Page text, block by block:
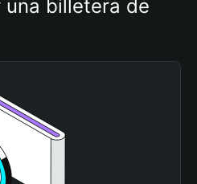
una billetera de